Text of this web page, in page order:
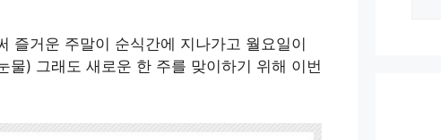
즐거운 주말이 순식간에 지나가고 월요일이
물) 그래도 새로운 한 주를 맞이하기 위해 이번